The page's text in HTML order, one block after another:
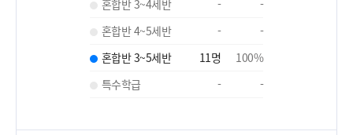
혼합반 3~4세반
-
-
혼합반 4~5세반
-
-
혼합반 3~5세반
11명 100%
특수학급
- -